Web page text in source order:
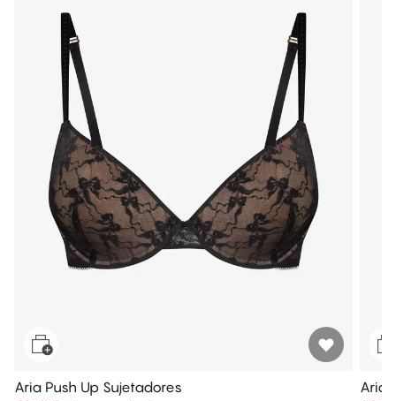
Aria Push Up Sujetadores Aria